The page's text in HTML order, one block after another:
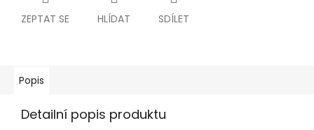
ZEPTAT SE HLÍDAT SDÍLET
Popis
Detailní popis produktu